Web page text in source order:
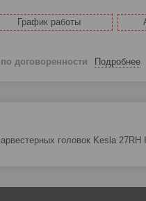
График работы
по договоренности Подробнее
головок Kesla